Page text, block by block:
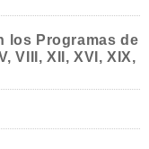
los Programas de
VIII, XII, XVI, XIX,